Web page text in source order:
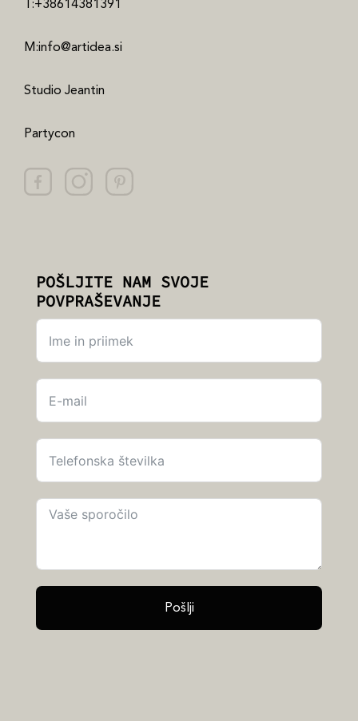
T:+38614381391
M:info@artidea.si
Studio Jeantin
Partycon
POŠLJITE NAM SVOJE
POVPRAŠEVANJE
Pošlji